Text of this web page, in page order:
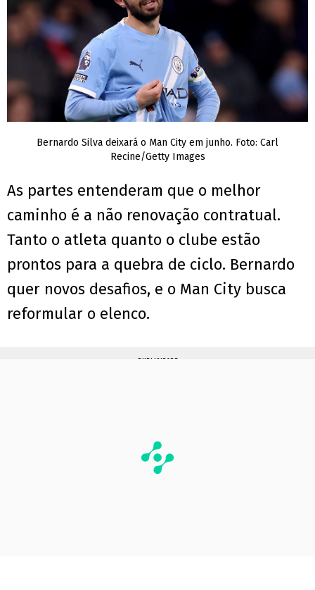
Bernardo Silva deixará o Man City em junho. Foto: Carl
Recine/Getty Images
As partes entenderam que o melhor
caminho é a não renovação contratual.
Tanto o atleta quanto o clube estão
prontos para a quebra de ciclo. Bernardo
quer novos desafios, e o Man City busca
reformular o elenco.
PUBLICIDADE